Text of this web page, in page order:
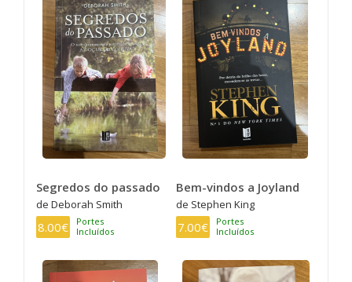
Segredos do passado
de Deborah Smith
8.00€
Portes
Incluídos
Bem-vindos a Joyland
de Stephen King
7.00€
Portes
Incluídos